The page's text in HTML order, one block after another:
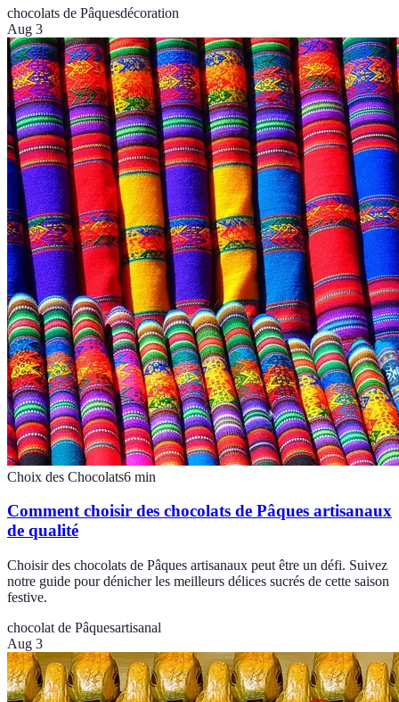
chocolats de Pâquesdécoration
Aug 3
Choix des Chocolats6 min
Comment choisir des chocolats de Pâques artisanaux
de qualité
Choisir des chocolats de Pâques artisanaux peut être un défi. Suivez
notre guide pour dénicher les meilleurs délices sucrés de cette saison
festive.
chocolat de Pâquesartisanal
Aug 3